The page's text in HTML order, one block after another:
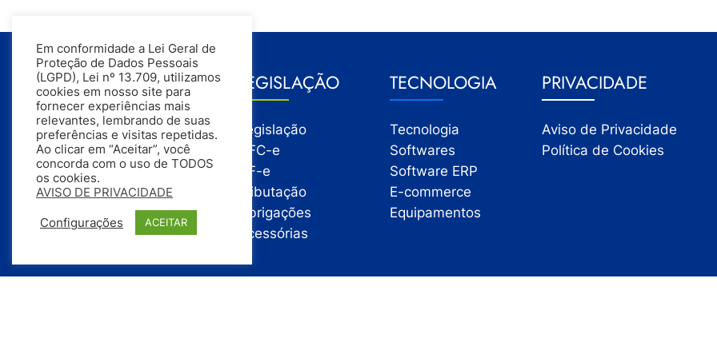
GESTÃO
Gestão
Gestão Financeira
Gestão de Pessoas
Compras
Estoque
Vendas
LEGISLAÇÃO
Legislação
NFC-e
NF-e
Tributação
Obrigações
Acessórias
TECNOLOGIA
Tecnologia
Softwares
Software ERP
E-commerce
Equipamentos
PRIVACIDADE
Aviso de Privacidade
Política de Cookies
Em conformidade a Lei Geral de
Proteção de Dados Pessoais
(LGPD), Lei nº 13.709, utilizamos
cookies em nosso site para
fornecer experiências mais
relevantes, lembrando de suas
preferências e visitas repetidas.
Ao clicar em “Aceitar”, você
concorda com o uso de TODOS
os cookies.
AVISO DE PRIVACIDADE
Configurações ACEITAR